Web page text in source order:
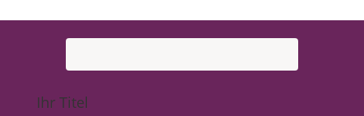
Ihr Titel